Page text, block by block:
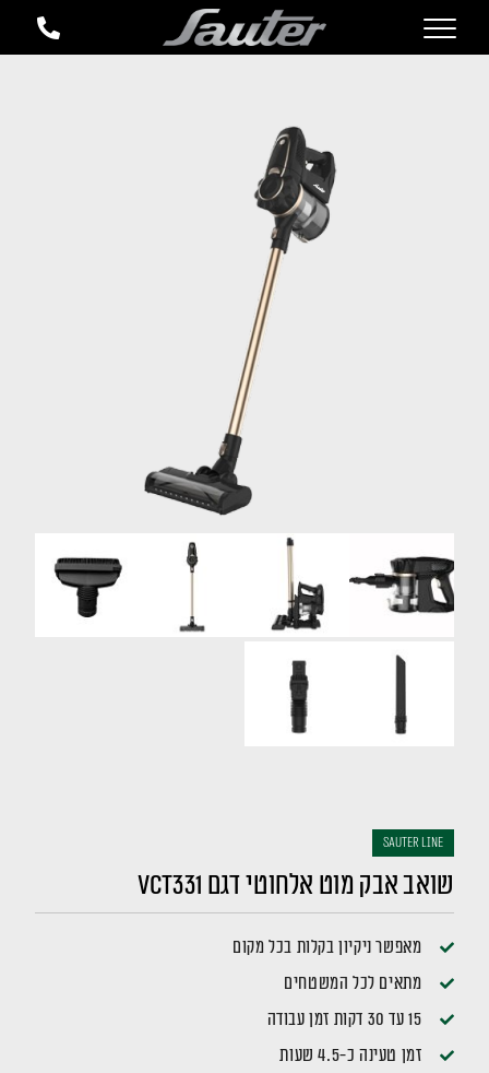
sauter LINE
שואב אבק מוט אלחוטי דגם VCT331
מאפשר ניקיון בקלות בכל מקום
מתאים לכל המשטחים
15 עד 30 דקות זמן עבודה
זמן טעינה כ-4.5 שעות